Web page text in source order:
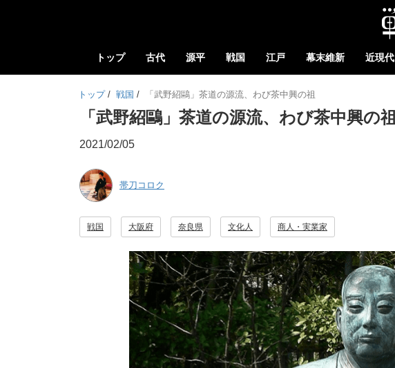
トップ 古代 源平 戦国 江戸 幕末維新 近現代
トップ / 戦国 / 「武野紹鷗」茶道の源流、わび茶中興の祖
「武野紹鷗」茶道の源流、わび茶中興の祖
2021/02/05
帯刀コロク
戦国 大阪府 奈良県 文化人 商人・実業家